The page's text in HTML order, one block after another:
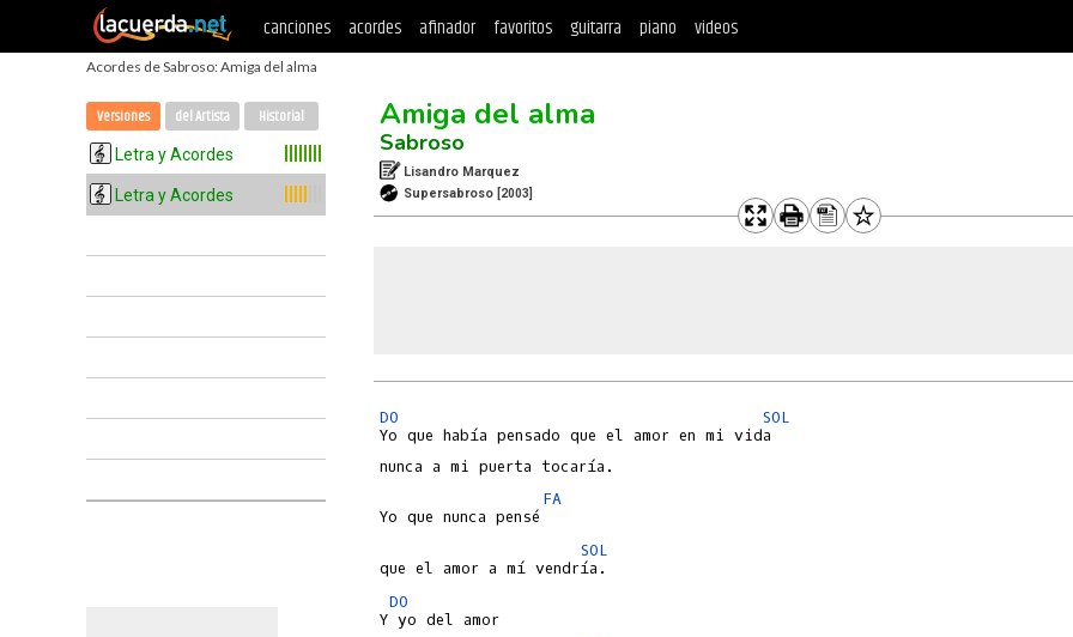
canciones acordes afinador favoritos guitarra piano videos
Acordes de Sabroso: Amiga del alma
Versiones del Artista Historial
Letra y Acordes
Letra y Acordes
Amiga del alma
Sabroso
Lisandro Marquez
Supersabroso [2003]
DO
SOL
Yo que había pensado que el amor en mi vida
FA
SOL
DO